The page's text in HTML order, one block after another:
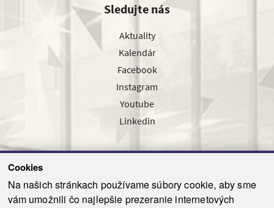
Cookies
Na našich stránkach používame súbory cookie, aby sme
vám umožnili čo najlepšie prezeranie internetových
Sledujte nás
Aktuality
Kalendár
Facebook
Instagram
Youtube
Linkedin